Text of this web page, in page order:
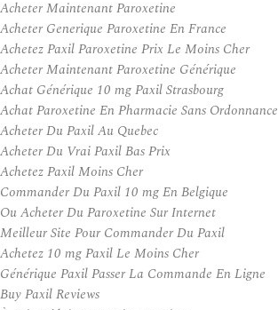
Acheter Maintenant Paroxetine
Acheter Generique Paroxetine En France
Achetez Paxil Paroxetine Prix Le Moins Cher
Acheter Maintenant Paroxetine Générique
Achat Générique 10 mg Paxil Strasbourg
Achat Paroxetine En Pharmacie Sans Ordonnance
Acheter Du Paxil Au Quebec
Acheter Du Vrai Paxil Bas Prix
Achetez Paxil Moins Cher
Commander Du Paxil 10 mg En Belgique
Ou Acheter Du Paroxetine Sur Internet
Meilleur Site Pour Commander Du Paxil
Achetez 10 mg Paxil Le Moins Cher
Générique Paxil Passer La Commande En Ligne
Buy Paxil Reviews